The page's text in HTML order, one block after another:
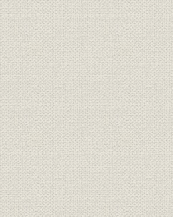
ーとしての活躍(昭和43年~48年)
整備